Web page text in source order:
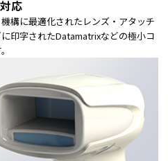
応
構に最適化されたレンズ・アタッチ
印字されたDatamatrixなどの極小コ